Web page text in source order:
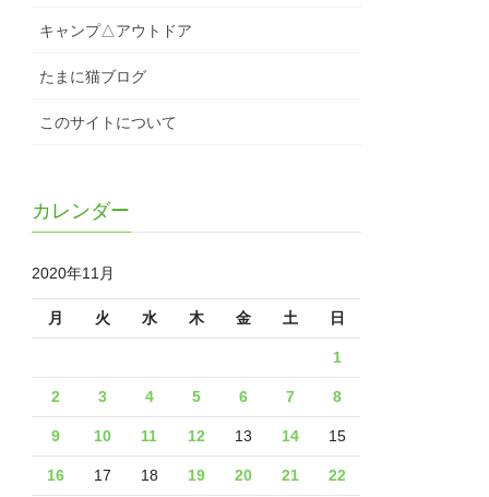
キャンプ△アウトドア
たまに猫ブログ
このサイトについて
カレンダー
2020年11月
月 火 水 木 金 土 日
1
2 3 4 5 6 7 8
9 10 11 12 13 14 15
16 17 18 19 20 21 22